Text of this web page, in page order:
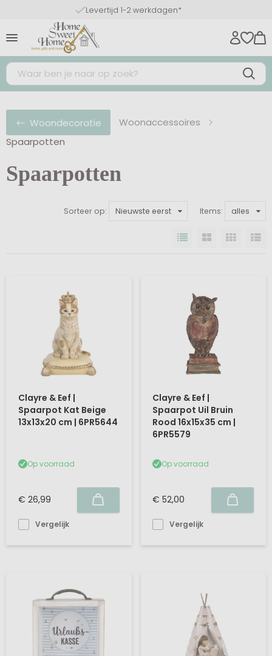
Levertijd 1-2 werkdagen*
Woondecoratie
Woonaccessoires
Spaarpotten
Spaarpotten
Sorteer op: Nieuwste eerst Items: alles
Clayre & Eef |
Spaarpot Kat Beige
13x13x20 cm | 6PR5644
Op voorraad
€ 26,99
Vergelijk
Clayre & Eef |
Spaarpot Uil Bruin
Rood 16x15x35 cm |
6PR5579
Op voorraad
€ 52,00
Vergelijk